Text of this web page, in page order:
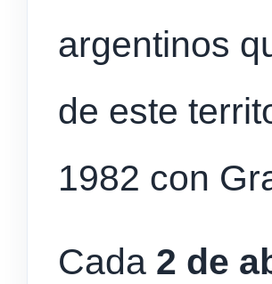
argentinos
de este
1982 con
Cada 2 de